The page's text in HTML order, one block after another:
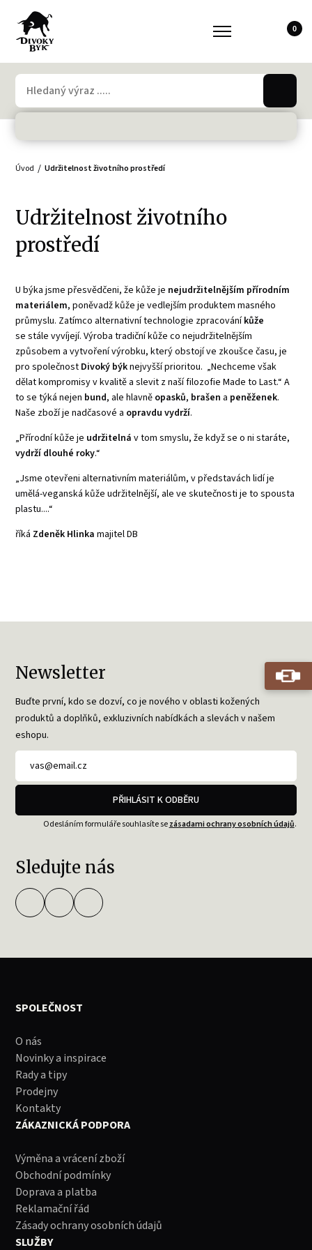
0
Úvod Udržitelnost životního prostředí
Udržitelnost životního
prostředí
U býka jsme přesvědčeni, že kůže je nejudržitelnějším přírodním
materiálem, poněvadž kůže je vedlejším produktem masného
průmyslu. Zatímco alternativní technologie zpracováníkůže
se stále vyvíjejí. Výroba tradiční kůže co nejudržitelnějším
způsobem a vytvoření výrobku, který obstojí ve zkoušce času, je
pro společnost Divoký býknejvyšší prioritou. „Nechceme však
dělat kompromisy v kvalitě a slevit z naší filozofie Made to Last.“ A
to se týká nejen bund, ale hlavně opasků, brašen a peněženek.
Naše zboží je nadčasové a opravdu vydrží.
„Přírodní kůže je udržitelnáv tom smyslu, že když se o ni staráte,
vydrží dlouhé roky.“
„Jsme otevřeni alternativním materiálům, v představách lidí je
umělá-veganská kůže udržitelnější, ale ve skutečnosti je to spousta
plastu....“
říká Zdeněk Hlinka majitel DB
Newsletter
Buďte první, kdo se dozví, co je nového v oblasti kožených
produktů a doplňků, exkluzivních nabídkách a slevách v našem
eshopu.
PŘIHLÁSIT K ODBĚRU
Odesláním formuláře souhlasíte sezásadami ochrany osobních údajů.
Sledujte nás
SPOLEČNOST
O nás
Novinky a inspirace
Rady a tipy
Prodejny
Kontakty
ZÁKAZNICKÁ PODPORA
Výměna a vrácení zboží
Obchodní podmínky
Doprava a platba
Reklamační řád
Zásady ochrany osobních údajů
SLUŽBY